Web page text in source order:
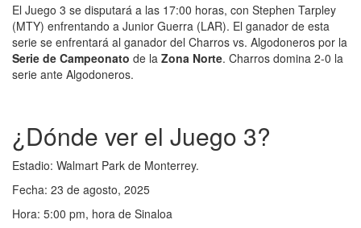
El Juego 3 se disputará a las 17:00 horas, con Stephen Tarpley
(MTY) enfrentando a Junior Guerra (LAR). El ganador de esta
serie se enfrentará al ganador del Charros vs. Algodoneros por la
Serie de Campeonato de la Zona Norte. Charros domina 2-0 la
serie ante Algodoneros.
¿Dónde ver el Juego 3?
Estadio: Walmart Park de Monterrey.
Fecha: 23 de agosto, 2025
Hora: 5:00 pm, hora de Sinaloa